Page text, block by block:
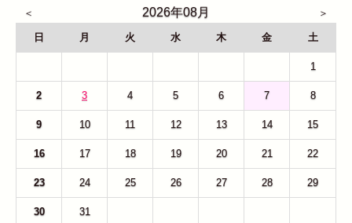
2026年08月
日 月 火 水 木 金 土
1
2 3 4 5 6 7 8
9 10 11 12 13 14 15
16 17 18 19 20 21 22
23 24 25 26 27 28 29
30 31